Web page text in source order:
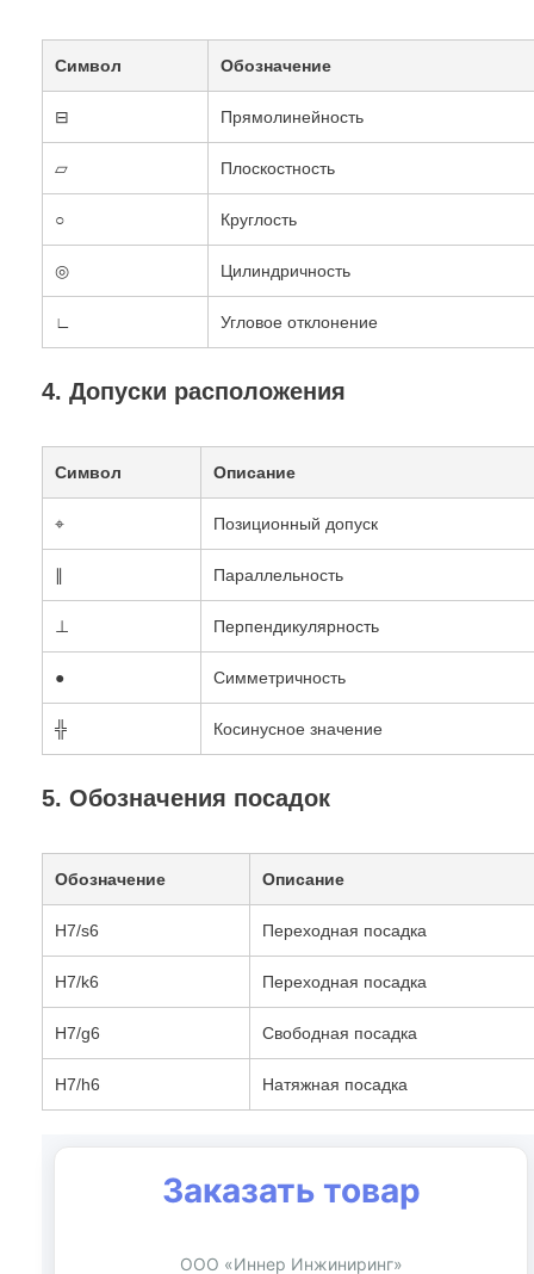
Символ Обозначение
⊟ Прямолинейность
▱ Плоскостность
○ Круглость
◎ Цилиндричность
∟ Угловое отклонение
4. Допуски расположения
Символ Описание
⌖ Позиционный допуск
∥ Параллельность
⊥ Перпендикулярность
● Симметричность
╬ Косинусное значение
5. Обозначения посадок
Обозначение Описание
H7/s6 Переходная посадка
H7/k6 Переходная посадка
H7/g6 Свободная посадка
H7/h6 Натяжная посадка
Заказать товар
ООО «Иннер Инжиниринг»